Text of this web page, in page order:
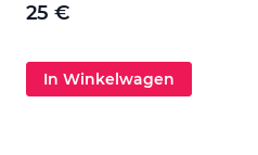
25 €
In Winkelwagen